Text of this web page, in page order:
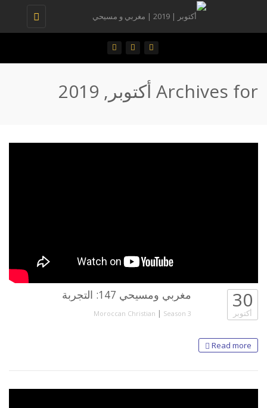
Toggle
Archives for أكتوبر, 2019
مغربي ومسيحي 147: التجربة
Moroccan Christian | Season 3
30
أكتوبر
Read more